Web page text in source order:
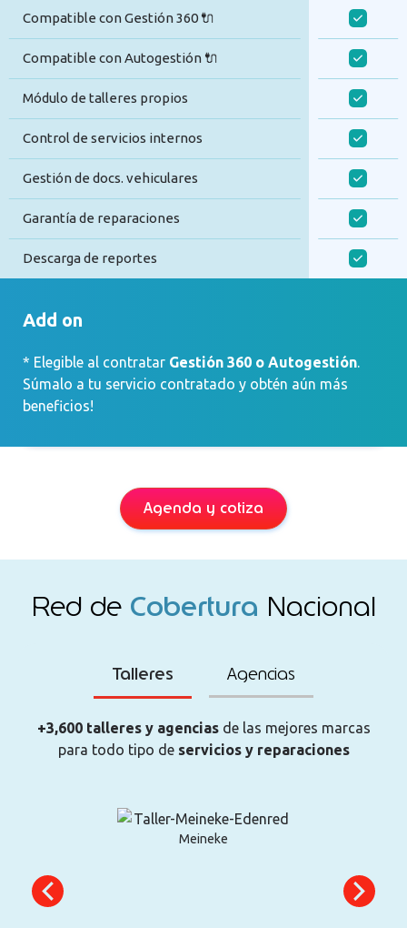
Compatible con Gestión 360 🔌
Compatible con Autogestión 🔌
Módulo de talleres propios
Control de servicios internos
Gestión de docs. vehiculares
Garantía de reparaciones
Descarga de reportes
Add on
* Elegible al contratar Gestión 360 o Autogestión.
Súmalo a tu servicio contratado y obtén aún más
beneficios!
Agenda y cotiza
Red de Cobertura Nacional
Talleres Agencias
+3,600 talleres y agenciasde las mejores marcas
para todo tipo de servicios y reparaciones